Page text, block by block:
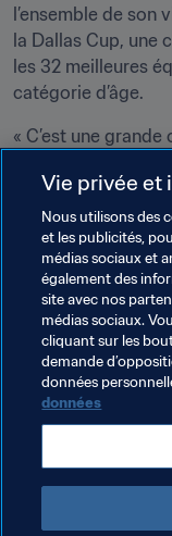
l’ensemble de son
la Dallas Cup,
les 32 meilleures
catégorie d’âge.
« C’est une
C’est un véritable
pour se préparer
Thèmes en
FIFA Forward
Samoa OFC
Vie privée et
Nous utilisons des
et les publicités,
médias sociaux et
également des
site avec nos
médias sociaux.
cliquant sur les
demande
données
données